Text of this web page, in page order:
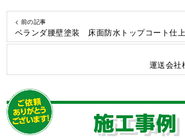
< 前の記事
ベランダ腰壁塗装 床面防水トップコート仕
運送会
施工事例